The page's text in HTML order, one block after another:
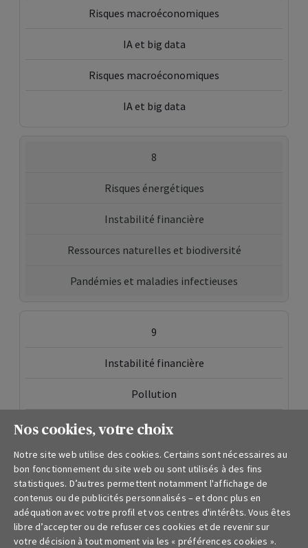
Risques macroéconomiques
IA et big data
Risques macroéconomiques
IA et big data
8
Risques énergétiques
Instabilité financière
Ressources naturelles et biodiversité
Pandémies et maladies infectieuses
9
Instabilité financière
Pollution
Risques démographiques
Instabilité financière
Risques démographiques
Nos cookies, votre choix
Notre site web utilise des cookies. Certains sont nécessaires au
bon fonctionnement du site web ou sont utilisés à des fins
statistiques. D’autres permettent notamment l'affichage de
contenus ou de publicités personnalisés – et donc plus en
adéquation avec votre profil et vos centres d'intérêts. Vous êtes
libre d’accepter ou de refuser ces cookies et de revenir sur
votre décision à tout moment via les « préférences cookies ».